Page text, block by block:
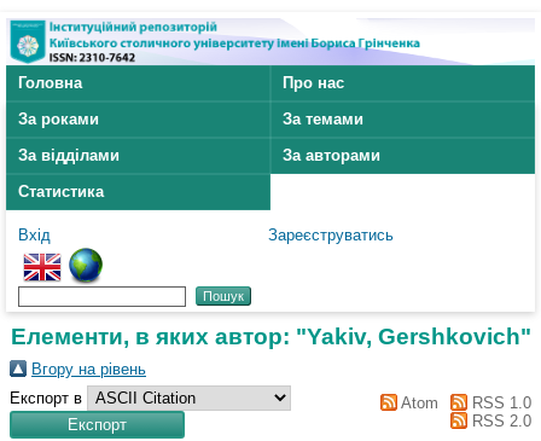
Головна
Про нас
За роками
За темами
За відділами
За авторами
Статистика
Вхід Зареєструватись
Елементи, в яких автор: "Yakiv, Gershkovich"
Вгору на рівень
Експорт в
Atom
RSS 1.0
RSS 2.0